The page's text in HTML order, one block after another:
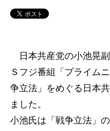
日本共産党の小池晃
Ｓフジ番組「プライム
争立法」をめぐる日本
ました。
小池氏は「戦争立法」